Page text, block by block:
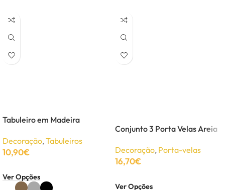
Tabuleiro em Madeira
Decoração, Tabuleiros
10,90€
Ver Opções
Conjunto 3 Porta Velas Areia
Decoração, Porta-velas
16,70€
Ver Opções